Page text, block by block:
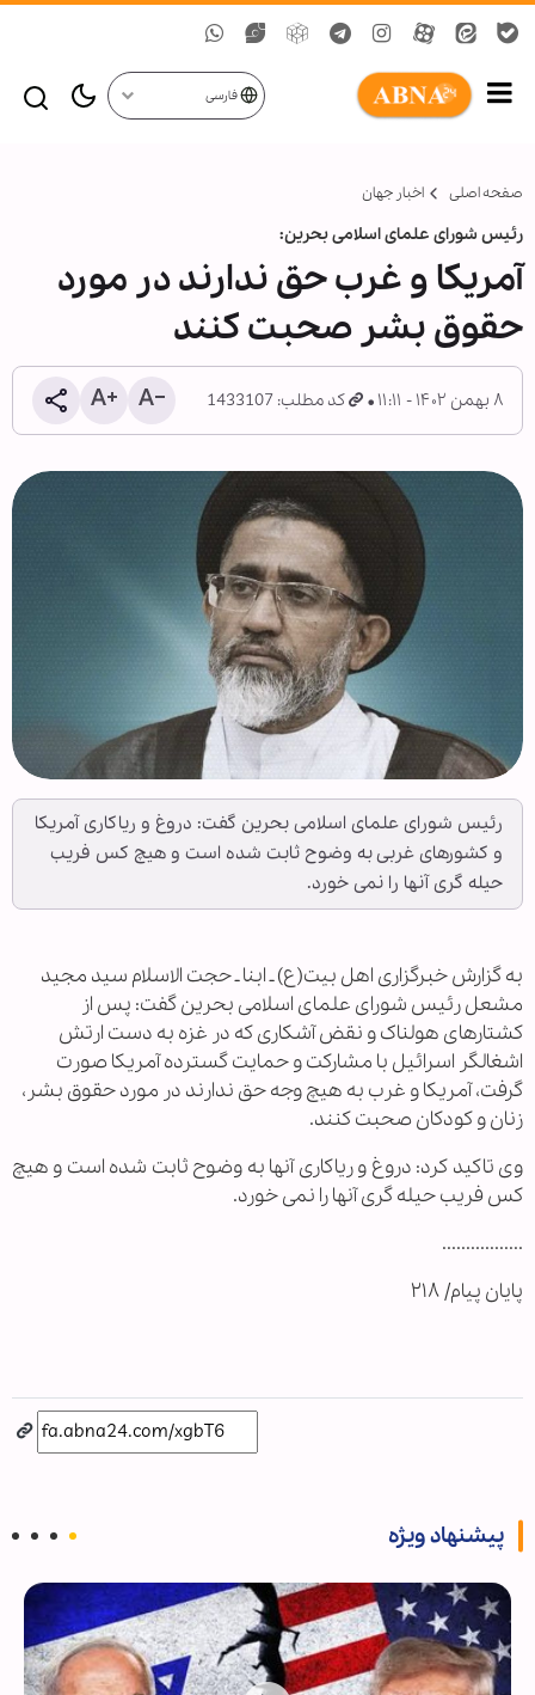
فارسی
صفحه اصلی اخبار جهان
رئیس شورای علمای اسلامی بحرین:
آمریکا و غرب حق ندارند در مورد
حقوق بشر صحبت کنند
۸ بهمن ۱۴۰۲ - ۱۱:۱۱ کد مطلب: 1433107
رئیس شورای علمای اسلامی بحرین گفت: دروغ و ریاکاری آمریکا
و کشورهای غربی به وضوح ثابت شده است و هیچ کس فریب
حیله گری آنها را نمی خورد.
به گزارش خبرگزاری اهل بیت(ع) ـ ابنا ـ حجت الاسلام سید مجید
مشعل رئیس شورای علمای اسلامی بحرین گفت: پس از
کشتارهای هولناک و نقض آشکاری که در غزه به دست ارتش
اشغالگر اسرائیل با مشارکت و حمایت گسترده آمریکا صورت
گرفت، آمریکا و غرب به هیچ وجه حق ندارند در مورد حقوق بشر،
زنان و کودکان صحبت کنند.
وی تاکید کرد: دروغ و ریاکاری آنها به وضوح ثابت شده است و هیچ
کس فریب حیله گری آنها را نمی خورد.
.................
پایان پیام/ ۲۱۸
پیشنهاد ویژه